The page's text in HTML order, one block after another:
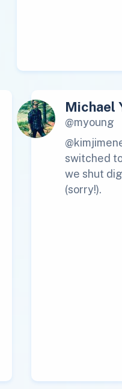
Michael
@myoung
switched
we shut
(sorry!).